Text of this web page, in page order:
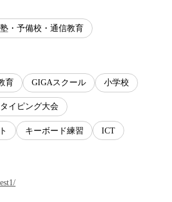
・予備校・通信教育
育 GIGAスクール 小学校
タイピング大会
キーボード練習 ICT